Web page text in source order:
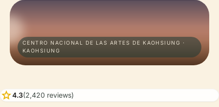
CENTRO NACIONAL DE LAS ARTES DE KAOHSIUNG ·
KAOHSIUNG
star4.3(2,420 reviews)